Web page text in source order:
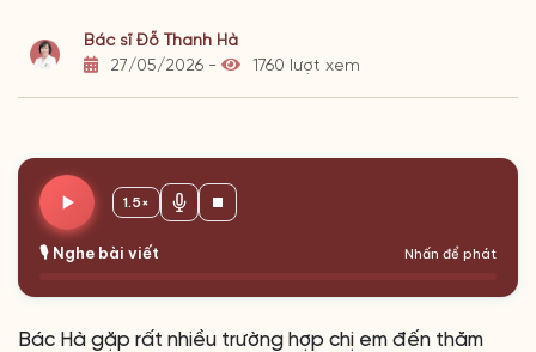
Bác sĩ Đỗ Thanh Hà
27/05/2026 -
1760 lượt xem
🎙️ Nghe bài viết Nhấn để phát
1.5×
Bác Hà gặp rất nhiều trường hợp chị em đến thăm